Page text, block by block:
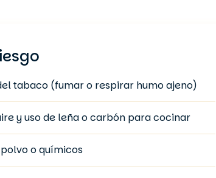
tabaco (fumar o respirar humo ajeno)
y uso de leña o carbón para cocinar
o químicos